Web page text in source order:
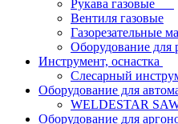
Рукава газовые
Вентиля газовые
Газорезательные
Оборудование для
Инструмент, оснастка
Слесарный
Оборудование для
WELDESTAR
Оборудование для